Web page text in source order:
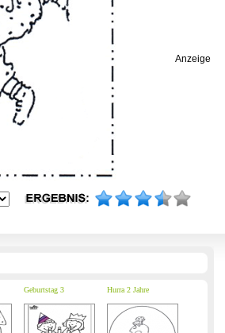
Anzeige
Geburtstag 3 Hurra 2 Jahre